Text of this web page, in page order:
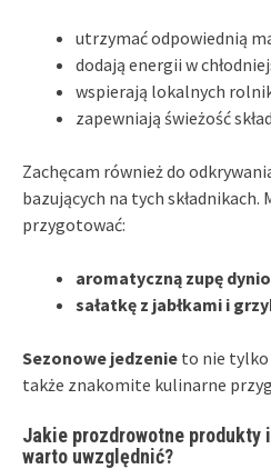
utrzymać odpowiednią
dodają energii w
wspierają lokalnych
zapewniają świeżość
Zachęcam również do
bazujących na tych składnikach.
przygotować:
aromatyczną zupę
sałatkę z jabłkami i
Sezonowe jedzenie to nie tylko
także znakomite kulinarne
Jakie prozdrowotne produkty
warto uwzględnić?